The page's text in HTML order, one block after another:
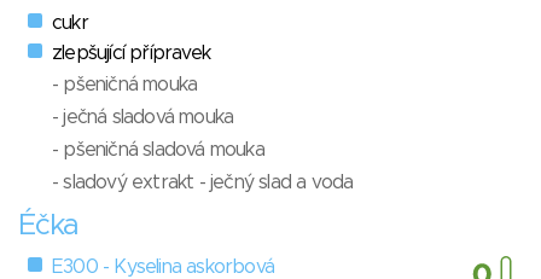
cukr
zlepšující přípravek
- pšeničná mouka
- ječná sladová mouka
- pšeničná sladová mouka
- sladový extrakt - ječný slad a voda
Éčka
E300 - Kyselina askorbová